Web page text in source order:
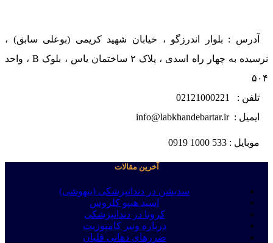
آدرس : بلوار اندرزگو ، خیابان شهید کریمی (بوعلی سابق) ،
نرسیده به چهار راه اسدی ، پلاک ۲ ساختمان یاس ، بلوک B ، واحد
۵۰۴
تلفن : 02121000221
ایمیل : info@labkhandebartar.ir
موبایل : 533 1000 0919
آخرین مقالات
سدیشن در دندانپزشکی (بیهوشی)
اسید هیپو کلروس
کرونا در دندانپزشکی
درباره ونیر کامپوزیت
ضررهای دهانی قلیان